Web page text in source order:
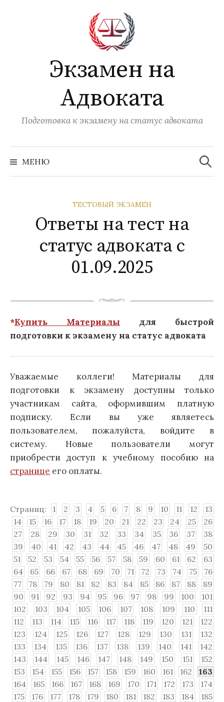
Экзамен на
Адвоката
Подготовка к экзамену на статус адвоката
МЕНЮ
Найти:
ТЕСТОВЫЙ ЭКЗАМЕН
Ответы на тест на
статус адвоката с
01.09.2025
*Купить Материалы для быстрой
подготовки к экзамену на статус адвоката
Уважаемые коллеги! Материалы для
подготовки к экзамену доступны только
участникам сайта, оформившим платную
подписку. Если вы уже являетесь
пользователем, пожалуйста, войдите в
систему. Новые пользователи могут
приобрести доступ к учебному пособию на
странице его оплаты.
Страниц: 1 2 3 4 5 6 7 8 9 10 11 12
13
14
15 16 17 18 19 20 21 22 23 24 25
26
27
28 29 30 31 32 33 34 35 36 37
38
39
40 41 42 43 44 45 46 47 48 49
50
51
52 53 54 55 56 57 58 59 60 61 62
63
64
65 66 67 68 69 70 71 72 73 74 75
76
77
78 79 80 81 82 83 84 85 86 87 88
89
90
91 92 93 94 95 96 97 98 99 100
101
102
103 104 105 106 107 108 109 110
111
112
113 114 115 116 117 118 119 120 121
122
123
124 125 126 127 128 129 130 131
132
133
134 135 136 137 138 139 140 141
142
143
144 145 146 147 148 149 150 151
152
153
154 155 156 157 158 159 160 161 162
163
164
165 166 167 168 169 170 171 172 173
174
175
176 177 178 179 180 181 182 183 184
185